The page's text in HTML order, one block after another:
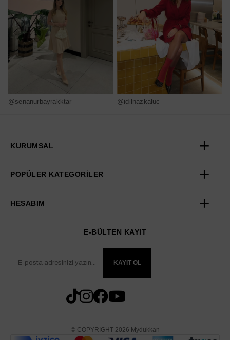
@senanurbayrakktar @idilnazkaluc
KURUMSAL
POPÜLER KATEGORİLER
HESABIM
E-BÜLTEN KAYIT
KAYIT OL
© COPYRIGHT 2026 Mydukkan